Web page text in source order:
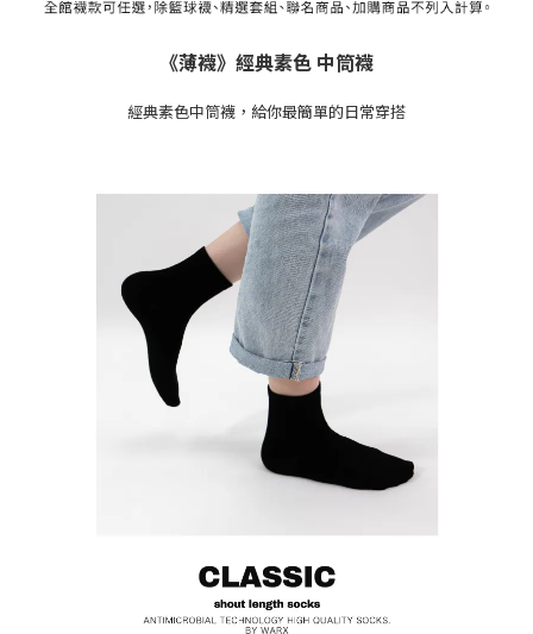
《薄襪》經典素色 中筒襪
經典素色中筒襪，給你最簡單的日常穿搭